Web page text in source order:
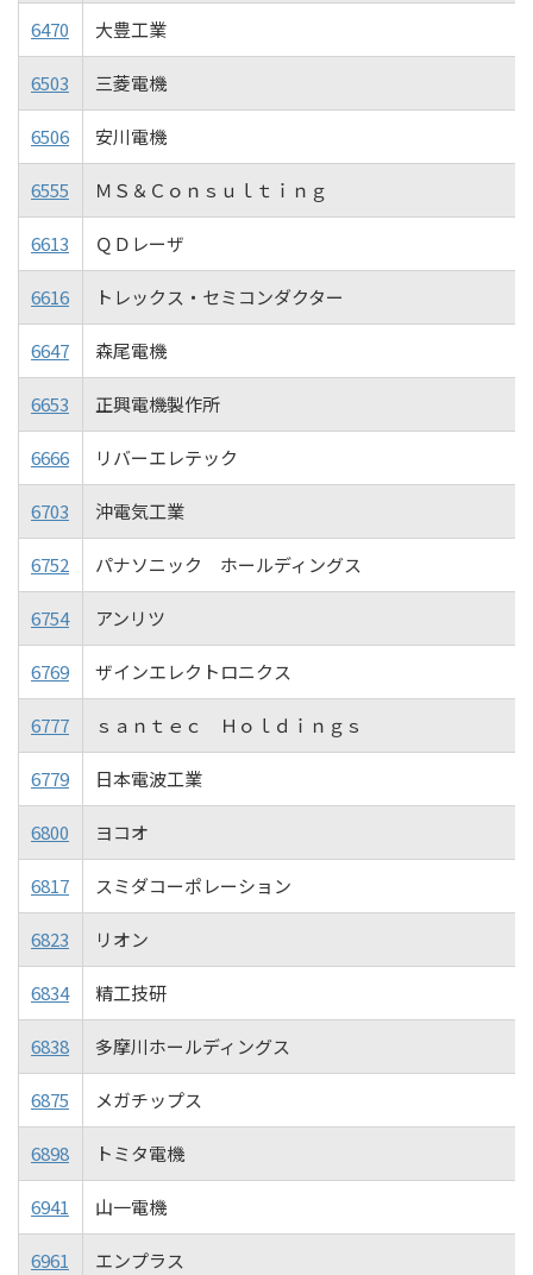
6470 大豊工業
6503 三菱電機
6506 安川電機
6555 ＭＳ＆Ｃｏｎｓｕｌｔｉｎｇ
6613 ＱＤレーザ
6616 トレックス・セミコンダクター
6647 森尾電機
6653 正興電機製作所
6666 リバーエレテック
6703 沖電気工業
6752 パナソニック ホールディングス
6754 アンリツ
6769 ザインエレクトロニクス
6777 ｓａｎｔｅｃ Ｈｏｌｄｉｎｇｓ
6779 日本電波工業
6800 ヨコオ
6817 スミダコーポレーション
6823 リオン
6834 精工技研
6838 多摩川ホールディングス
6875 メガチップス
6898 トミタ電機
6941 山一電機
6961 エンプラス